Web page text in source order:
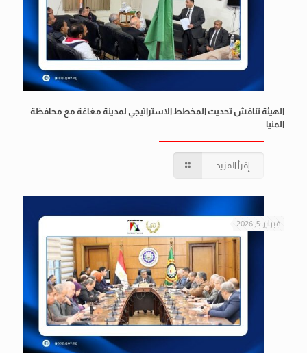
الهيئة تناقش تحديث المخطط الاستراتيجي لمدينة مغاغة مع محافظة
المنيا
إقرأ المزيد
فبراير 5, 2026